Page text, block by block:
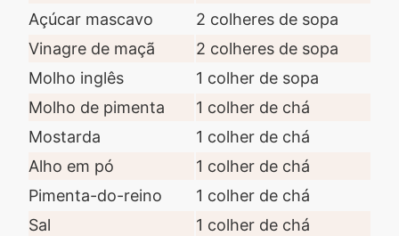
Açúcar mascavo
2 colheres de sopa
Vinagre de maçã
2 colheres de sopa
Molho inglês
1 colher de sopa
Molho de pimenta
1 colher de chá
Mostarda
1 colher de chá
Alho em pó
1 colher de chá
Pimenta-do-reino
1 colher de chá
Sal
1 colher de chá